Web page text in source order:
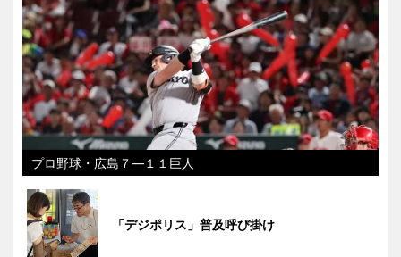
プロ野球・広島７―１１巨人
「デジポリス」普及呼び掛け